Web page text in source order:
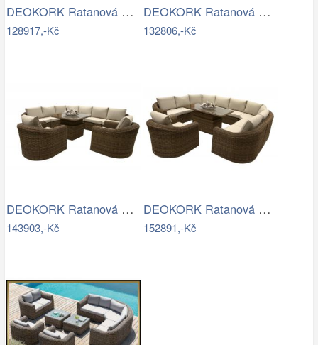
DEOKORK Ratanová modulová jídelní…
128917,-Kč
DEOKORK Ratanová modulová sestava…
132806,-Kč
DEOKORK Ratanová modulová sestava…
143903,-Kč
DEOKORK Ratanová modulová jídelní…
152891,-Kč